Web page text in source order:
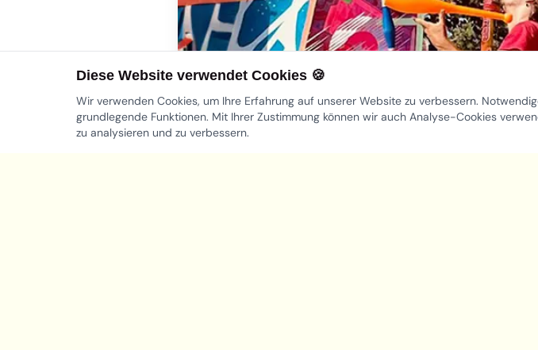
Diese Website verwendet Cookies 🍪
Wir verwenden Cookies, um Ihre Erfahrung auf unserer Website zu verbessern.
grundlegende Funktionen. Mit Ihrer Zustimmung können wir auch Analyse-Cookies
zu analysieren und zu verbessern.